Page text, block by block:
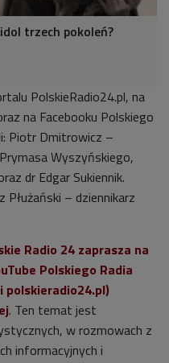
trzech pokoleń?
PolskieRadio24.pl, na
na Facebooku Polskiego
Piotr Dmitrowicz –
Wyszyńskiego,
dr Edgar Sukiennik.
Płużański – dziennikarz
Radio 24 zaprasza na
Polskiego Radia
polskieradio24.pl)
. Ten temat jest
w rozmowach z
informacyjnych i